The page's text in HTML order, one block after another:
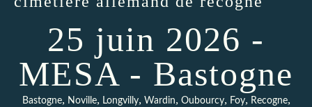
25 juin 2026 -
MESA - Bastogne
Bastogne, Noville, Longvilly, Wardin, Oubourcy, Foy, Recogne,